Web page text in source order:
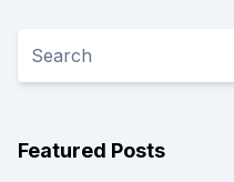
Featured Posts